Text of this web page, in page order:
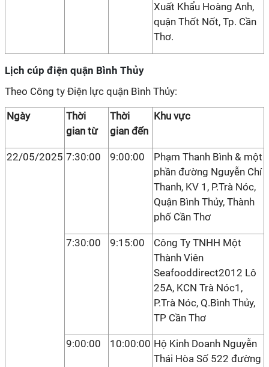
Xuất Khẩu Hoàng Anh,
quận Thốt Nốt, Tp. Cần
Thơ.
Lịch cúp điện quận Bình Thủy
Theo Công ty Điện lực quận Bình Thủy:
Ngày
Thời
gian từ
Thời
gian đến
Khu vực
22/05/2025 7:30:00 9:00:00
Phạm Thanh Bình & một
phần đường Nguyễn Chí
Thanh, KV 1, P.Trà Nóc,
Quận Bình Thủy, Thành
phố Cần Thơ
7:30:00 9:15:00
Công Ty TNHH Một
Thành Viên
Seafooddirect2012 Lô
25A, KCN Trà Nóc1,
P.Trà Nóc, Q.Bình Thủy,
TP Cần Thơ
9:00:00 10:00:00 Hộ Kinh Doanh Nguyễn
Thái Hòa Số 522 đường